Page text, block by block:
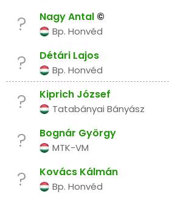
? Nagy Antal ©
Bp. Honvéd
? Détári Lajos
Bp. Honvéd
? Kiprich József
Tatabányai Bányász
? Bognár György
MTK-VM
? Kovács Kálmán
Bp. Honvéd